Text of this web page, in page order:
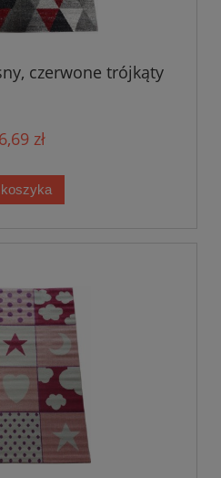
czerwone trójkąty
zł